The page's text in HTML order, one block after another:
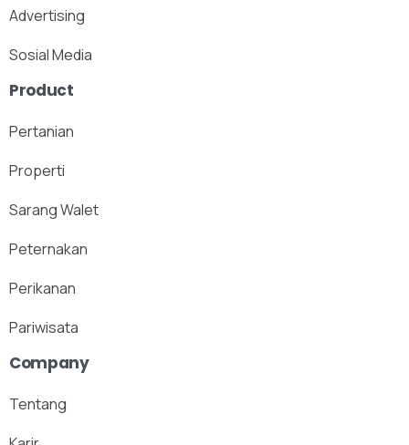
Advertising
Sosial Media
Product
Pertanian
Properti
Sarang Walet
Peternakan
Perikanan
Pariwisata
Company
Tentang